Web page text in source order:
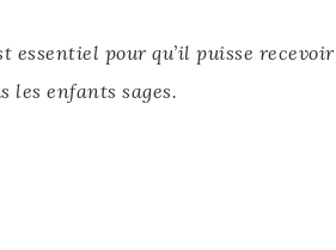
essentiel pour qu’il puisse recevoir
les enfants sages.